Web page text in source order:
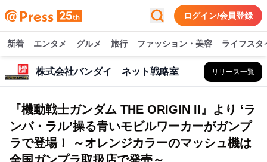
ログイン/会員登録
新着 エンタメ グルメ 旅行 ファッション・美容 ライフスタ
株式会社バンダイ ネット戦略室 リリース一覧
『機動戦士ガンダム THE ORIGIN II』より ‘ラ
ンバ・ラル’操る青いモビルワーカーがガンプ
ラで登場！ ～オレンジカラーのマッシュ機は